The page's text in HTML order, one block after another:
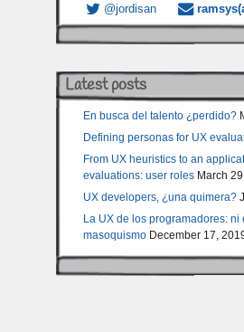
@jordisan
Latest posts
En busca del talento ¿perdido?
Defining personas for UX
From UX heuristics to an
evaluations: user roles March
UX developers, ¿una quimera?
La UX de los programadores: ni
masoquismo December 17,